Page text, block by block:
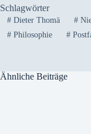
Schlagwörter
#Dieter Thomä #
#Philosophie #
Ähnliche Beiträge